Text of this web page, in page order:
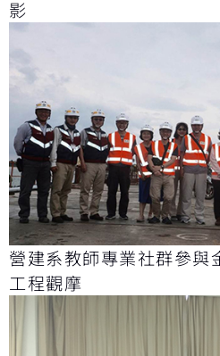
影
營建系教師專業社群參與
工程觀摩